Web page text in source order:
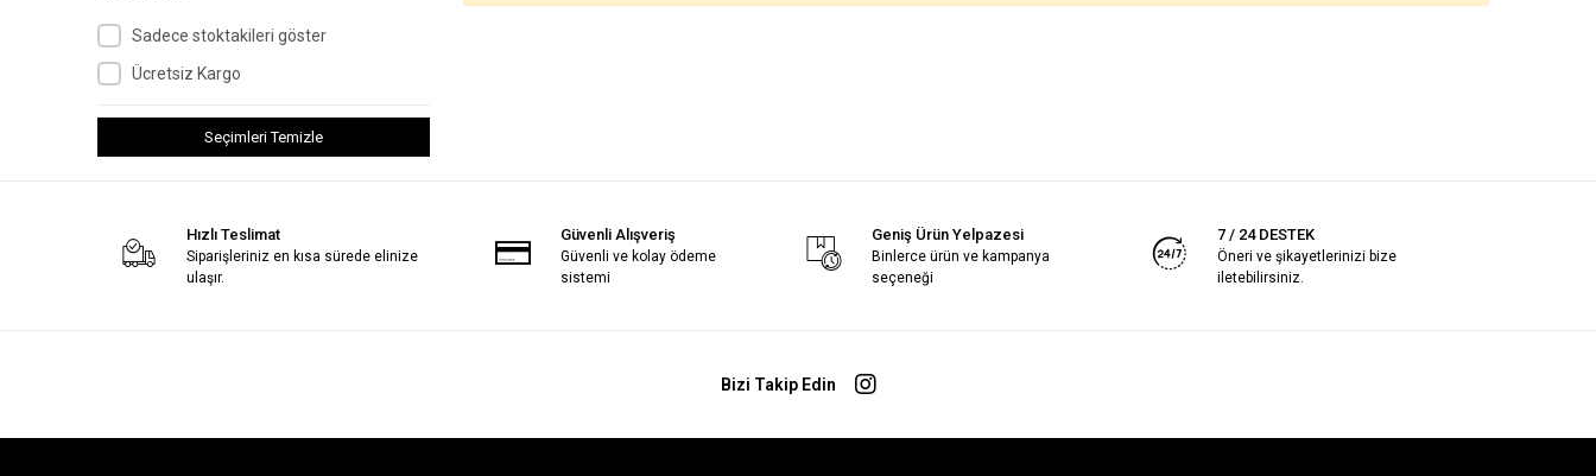
Sadece stoktakileri göster
Ücretsiz Kargo
Seçimleri Temizle
Hızlı Teslimat
Siparişleriniz en kısa sürede elinize
ulaşır.
Güvenli Alışveriş
Güvenli ve kolay ödeme
sistemi
Geniş Ürün Yelpazesi
Binlerce ürün ve kampanya
seçeneği
7 / 24 DESTEK
Öneri ve şikayetlerinizi bize
iletebilirsiniz.
Bizi Takip Edin